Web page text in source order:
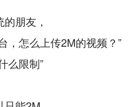
朋友，
，怎么上传2M的视频？”
么限制”